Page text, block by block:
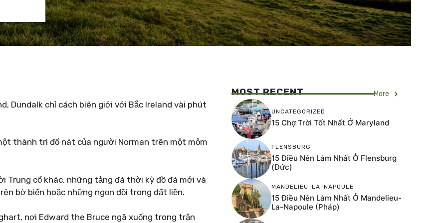
Dundalk chỉ cách biên giới với Bắc Ireland vài phút
thành trì đổ nát của người Norman trên một mỏm
Trung cổ khác, những tảng đá thời kỳ đồ đá mới và
bờ biển hoặc những ngọn đồi trong đất liền.
nơi Edward the Bruce ngã xuống trong trận
MOST RECENT More
UNCATEGORIZED
15 Chợ Trời Tốt Nhất Ở Maryland
FLENSBURG
15 Điều Nên Làm Nhất Ở Flensburg
(Đức)
MANDELIEU-LA-NAPOULE
15 Điều Nên Làm Nhất Ở Mandelieu-
La-Napoule (Pháp)